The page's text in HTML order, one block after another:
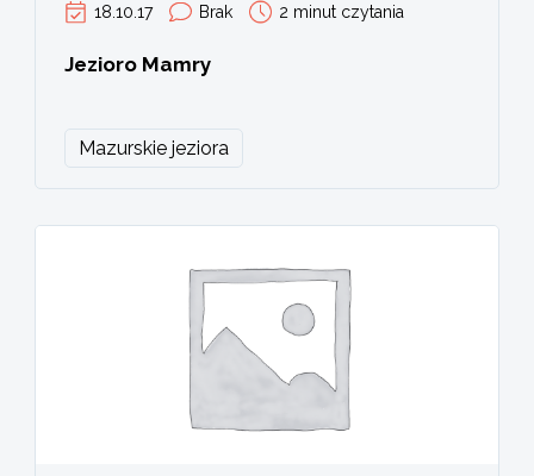
18.10.17 Brak 2 minut czytania
Jezioro Mamry
Mazurskie jeziora